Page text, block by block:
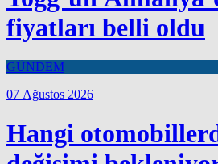
fiyatları belli oldu
GÜNDEM
07 Ağustos 2026
Hangi